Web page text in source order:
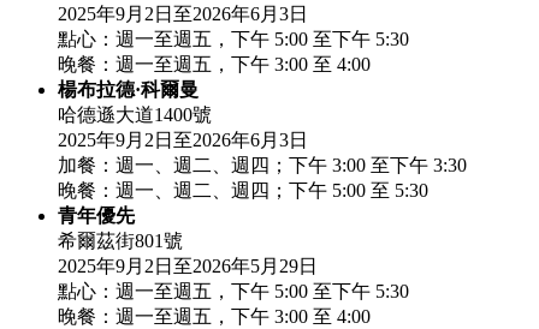
2025年9月2日至2026年6月3日
點心：週一至週五，下午 5:00 至下午 5:30
晚餐：週一至週五，下午 3:00 至 4:00
楊布拉德·科爾曼
哈德遜大道1400號
2025年9月2日至2026年6月3日
加餐：週一、週二、週四；下午 3:00 至下午 3:30
晚餐：週一、週二、週四；下午 5:00 至 5:30
青年優先
希爾茲街801號
2025年9月2日至2026年5月29日
點心：週一至週五，下午 5:00 至下午 5:30
晚餐：週一至週五，下午 3:00 至 4:00